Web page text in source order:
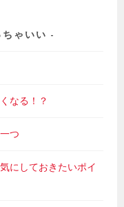
ゃいい
なる！？
つ
にしておきたいポイ